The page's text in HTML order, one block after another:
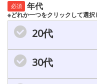
必須 年代
※どれか一つをクリックして選択
20代
30代